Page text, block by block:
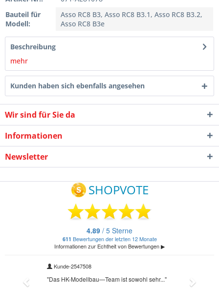
Bauteil für
Modell:
Asso RC8 B3, Asso RC8 B3.1, Asso RC8 B3.2,
Asso RC8 B3e
Beschreibung
mehr
Kunden haben sich ebenfalls angesehen
Wir sind für Sie da
Informationen
Newsletter